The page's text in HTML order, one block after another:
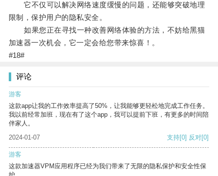
它不仅可以解决网络速度缓慢的问题，还能够突破地理
限制，保护用户的隐私安全。
如果您正在寻找一种改善网络体验的方法，不妨给黑猫
加速器一次机会，它一定会给您带来惊喜！。
#18#
评论
游客
这款app让我的工作效率提高了50%，让我能够更轻松地完成工作任务。
我以前经常加班，现在有了这个app，我可以提前下班，有更多的时间陪
伴家人。
2024-01-07
支持[0] 反对[0]
游客
这款加速器VPM应用程序已经为我们带来了无限的隐私保护和安全性保